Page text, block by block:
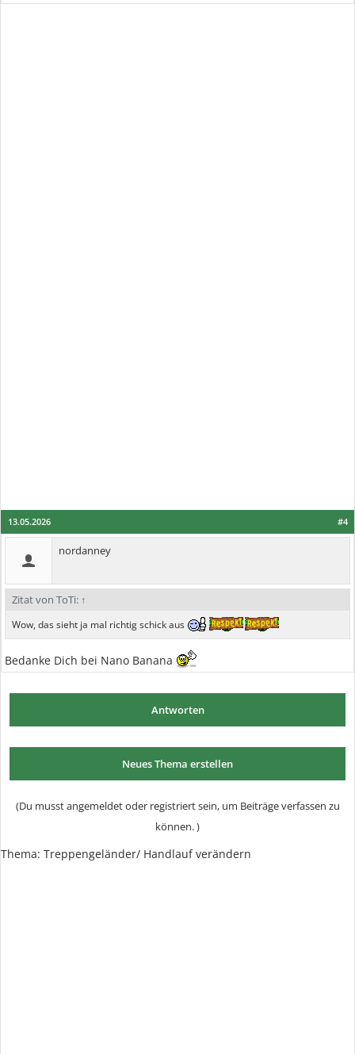
#4
13.05.2026
nordanney
Zitat von ToTi: ↑
Wow, das sieht ja mal richtig schick aus
Bedanke Dich bei Nano Banana
Antworten
Neues Thema erstellen
(Du musst angemeldet oder registriert sein, um Beiträge verfassen zu
können. )
Thema: Treppengeländer/ Handlauf verändern